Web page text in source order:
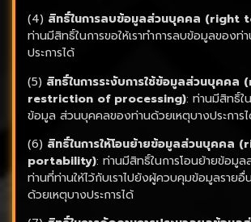
(4) สิทธิ์ในการลบข้อมูลส่วนบุคคล (right
ท่านมีสิทธิ์ในการขอให้เราทำการลบข้อมูลของท่
ประการได้
(5) สิทธิ์ในการระงับการใช้ข้อมูลส่วนบุคค
restriction of processing): ท่านมีสิทธิ์ใ
ข้อมูล ส่วนบุคคลของท่านด้วยเหตุบางประการ
(6) สิทธิ์ในการให้โอนย้ายข้อมูลส่วนบุคคล
portability): ท่านมีสิทธิ์ในการโอนย้ายข้อมู
ท่านที่ท่านให้ไว้กับเราไปยังผู้ควบคุมข้อมูลราย
ด้วยเหตุบางประการได้